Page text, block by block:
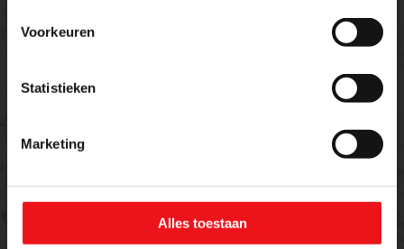
Voorkeuren
Statistieken
Marketing
Alles toestaan
Telefoon